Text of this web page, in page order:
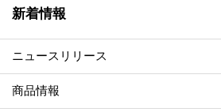
新着情報
ニュースリリース
商品情報